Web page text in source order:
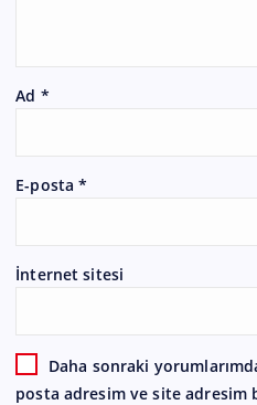
Ad *
E-posta*
İnternet sitesi
Daha sonraki
posta adresim ve site adresim